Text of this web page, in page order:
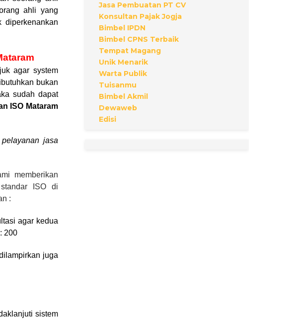
ahli yang
diperkenankan
agar system
bukan
sudah dapat
ISO Mataram
pelayanan jasa
memberikan
ISO di
:
agar kedua
200
juga
sistem
Jasa Pembuatan PT CV
Konsultan Pajak Jogja
Bimbel IPDN
Bimbel CPNS Terbaik
Tempat Magang
Unik Menarik
Warta Publik
Tuisanmu
Bimbel Akmil
Dewaweb
Edisi